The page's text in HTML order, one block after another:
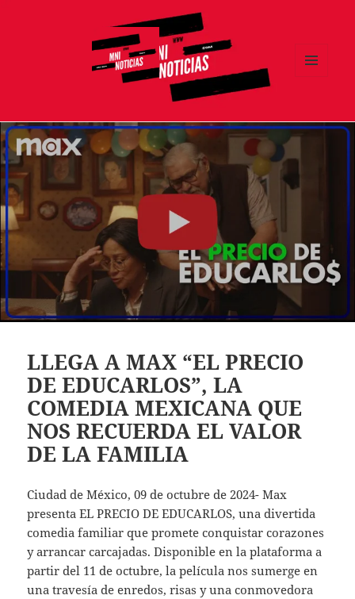
LLEGA A MAX “EL PRECIO
DE EDUCARLOS”, LA
COMEDIA MEXICANA QUE
NOS RECUERDA EL VALOR
DE LA FAMILIA
Ciudad de México, 09 de octubre de 2024- Max
presenta EL PRECIO DE EDUCARLOS, una divertida
comedia familiar que promete conquistar corazones
y arrancar carcajadas. Disponible en la plataforma a
partir del 11 de octubre, la película nos sumerge en
una travesía de enredos, risas y una conmovedora